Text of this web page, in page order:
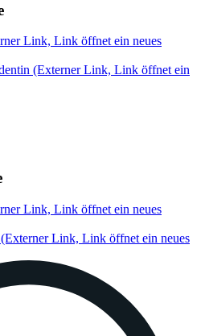
Link, Link öffnet ein neues
(Externer Link, Link öffnet ein
Link, Link öffnet ein neues
(Externer Link, Link öffnet ein neues